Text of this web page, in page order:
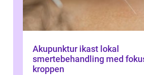
Akupunktur ikast lokal
smertebehandling med
kroppen